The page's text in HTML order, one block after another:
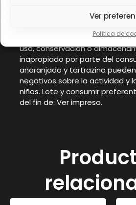
Ver
Política de
superior a 25°C en lugar fresco
no se responsabiliza de los
uso, conservación o
inapropiado por parte del
anaranjado y tartrazina
negativos sobre la actividad y
niños. Lote y consumir
del fin de: Ver impreso.